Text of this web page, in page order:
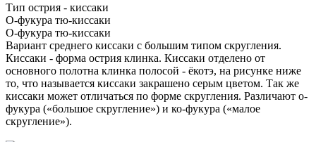
Тип острия - киссаки
О-фукура тю-киссаки
О-фукура тю-киссаки
Вариант среднего киссаки с большим типом скругления.
Киссаки - форма острия клинка. Киссаки отделено от
основного полотна клинка полосой - ёкотэ, на рисунке ниже
то, что называется киссаки закрашено серым цветом. Так же
киссаки может отличаться по форме скругления. Различают о-
фукура («большое скругление») и ко-фукура («малое
скругление»).